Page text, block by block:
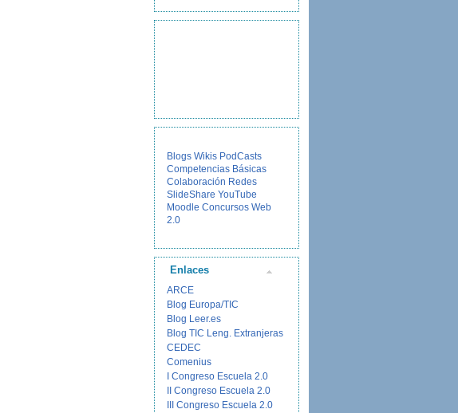
Blogs Wikis PodCasts
Competencias Básicas
Colaboración Redes
SlideShare YouTube
Moodle Concursos Web
2.0
Enlaces
ARCE
Blog Europa/TIC
Blog Leer.es
Blog TIC Leng. Extranjeras
CEDEC
Comenius
I Congreso Escuela 2.0
II Congreso Escuela 2.0
III Congreso Escuela 2.0